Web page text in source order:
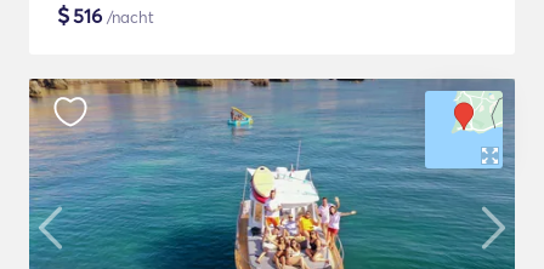
$516 /nacht